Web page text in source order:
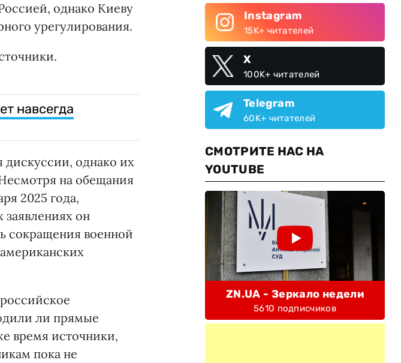
однако Киеву
урегулирования.
навсегда
однако их
на обещания
2025 года,
заявлениях он
сокращения военной
ли прямые
время источники,
пока не
Instagram
15K+ читателей
X
100K+ читателей
Telegram
60K+ читателей
СМОТРИТЕ НАС НА
YOUTUBE
ZN.UA - Зеркало недели
5610 подписчиков